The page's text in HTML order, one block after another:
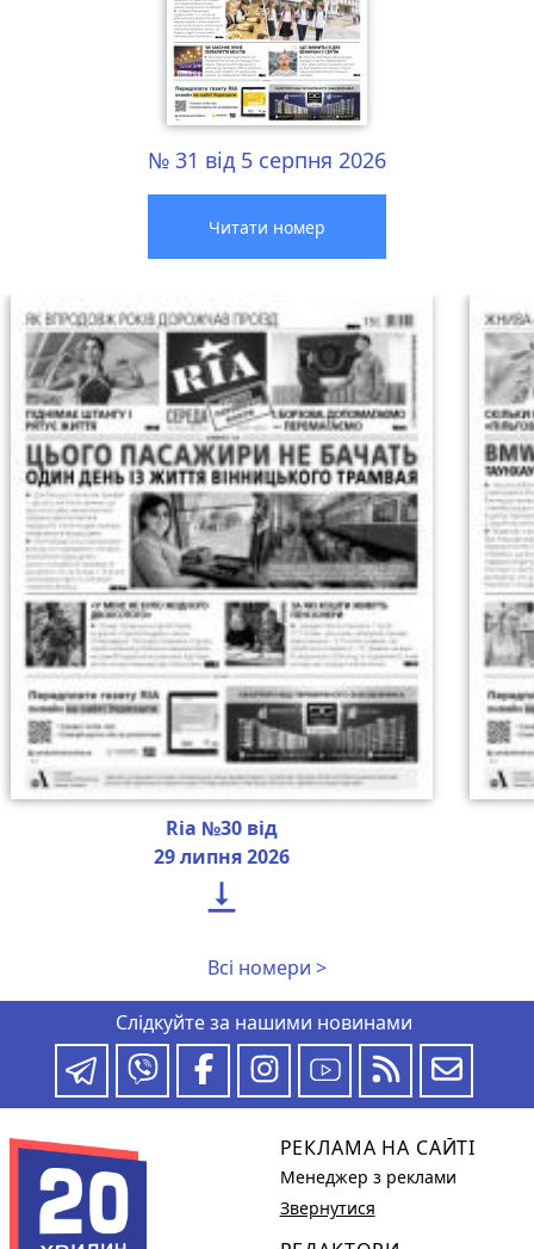
№ 31 від 5 серпня 2026
Читати номер
Ria №30 від
29 липня 2026

Всі номери >
Слідкуйте за нашими новинами
РЕКЛАМА НА САЙТІ
Менеджер з реклами
Звернутися